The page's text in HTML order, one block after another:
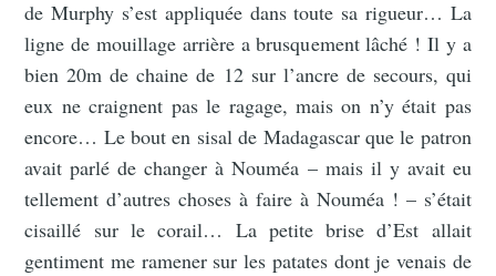
de Murphy s’est appliquée dans toute sa rigueur… La
ligne de mouillage arrière a brusquement lâché ! Il y a
bien 20m de chaine de 12 sur l’ancre de secours, qui
eux ne craignent pas le ragage, mais on n’y était pas
encore… Le bout en sisal de Madagascar que le patron
avait parlé de changer à Nouméa – mais il y avait eu
tellement d’autres choses à faire à Nouméa ! – s’était
cisaillé sur le corail… La petite brise d’Est allait
gentiment me ramener sur les patates dont je venais de